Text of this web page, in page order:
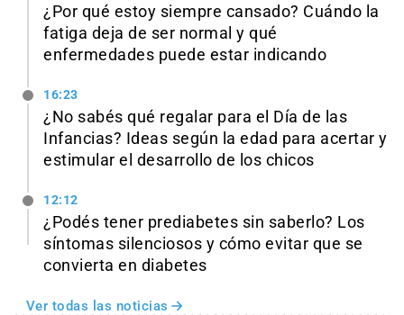
¿Por qué estoy siempre cansado? Cuándo la
fatiga deja de ser normal y qué
enfermedades puede estar indicando
16:23
¿No sabés qué regalar para el Día de las
Infancias? Ideas según la edad para acertar y
estimular el desarrollo de los chicos
12:12
¿Podés tener prediabetes sin saberlo? Los
síntomas silenciosos y cómo evitar que se
convierta en diabetes
Ver todas las noticias